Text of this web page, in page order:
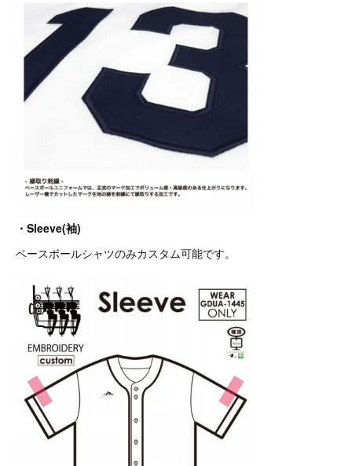
・Sleeve(袖)
ベースボールシャツのみカスタム可能です。